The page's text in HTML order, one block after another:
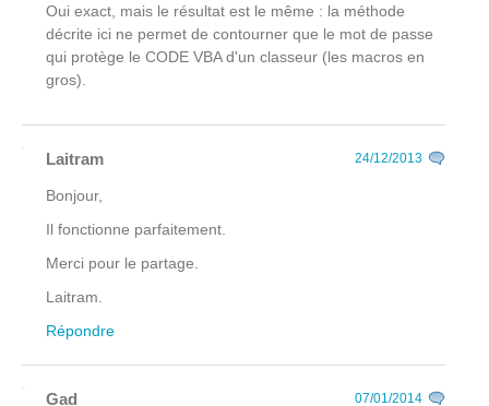
Oui exact, mais le résultat est le même : la méthode
décrite ici ne permet de contourner que le mot de passe
qui protège le CODE VBA d'un classeur (les macros en
gros).
Laitram 24/12/2013
Bonjour,
Il fonctionne parfaitement.
Merci pour le partage.
Laitram.
Répondre
Gad 07/01/2014